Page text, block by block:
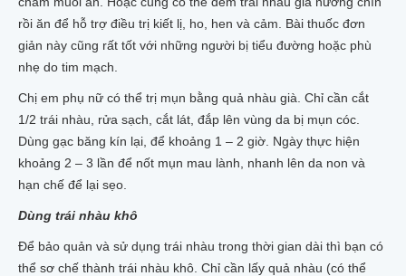
rồi ăn để hỗ trợ điều trị kiết lị, ho, hen và cảm. Bài thuốc đơn
giản này cũng rất tốt với những người bị tiểu đường hoặc phù
nhẹ do tim mạch.
Chị em phụ nữ có thể trị mụn bằng quả nhàu già. Chỉ cần cắt
1/2 trái nhàu, rửa sạch, cắt lát, đắp lên vùng da bị mụn cóc.
Dùng gạc băng kín lại, để khoảng 1 – 2 giờ. Ngày thực hiện
khoảng 2 – 3 lần để nốt mụn mau lành, nhanh lên da non và
hạn chế để lại sẹo.
Dùng trái nhàu khô
Để bảo quản và sử dụng trái nhàu trong thời gian dài thì bạn có
thể sơ chế thành trái nhàu khô. Chỉ cần lấy quả nhàu (có thể